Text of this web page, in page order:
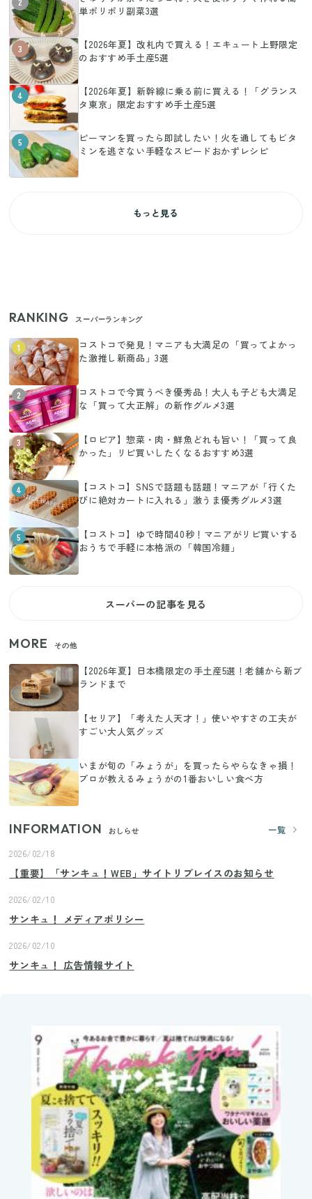
単ポリポリ副菜3選
3
【2026年夏】改札内で買える！エキュート上野限定
のおすすめ手土産5選
4
【2026年夏】新幹線に乗る前に買える！「グランス
タ東京」限定おすすめ手土産5選
5
ピーマンを買ったら即試したい！火を通してもビタ
ミンを逃さない手軽なスピードおかずレシピ
もっと見る
RANKING スーパーランキング
1
コストコで発見！マニアも大満足の「買ってよかっ
た激推し新商品」3選
2
コストコで今買うべき優秀品！大人も子ども大満足
な「買って大正解」の新作グルメ3選
3
【ロピア】惣菜・肉・鮮魚どれも旨い！「買って良
かった」リピ買いしたくなるおすすめ3選
4
【コストコ】SNSで話題も話題！マニアが「行くた
びに絶対カートに入れる」激うま優秀グルメ3選
5
【コストコ】ゆで時間40秒！マニアがリピ買いする
おうちで手軽に本格派の「韓国冷麺」
スーパーの記事を見る
MORE その他
【2026年夏】日本橋限定の手土産5選！老舗から新ブ
ランドまで
【セリア】「考えた人天才！」使いやすさの工夫が
すごい大人気グッズ
いまが旬の「みょうが」を買ったらやらなきゃ損！
プロが教えるみょうがの1番おいしい食べ方
INFORMATION おしらせ
一覧
2026/02/18
【重要】「サンキュ！WEB」サイトリプレイスのお知らせ
2026/02/10
サンキュ！ メディアポリシー
2026/02/10
サンキュ！ 広告情報サイト